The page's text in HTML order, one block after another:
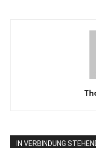
IN VERBINDUNG